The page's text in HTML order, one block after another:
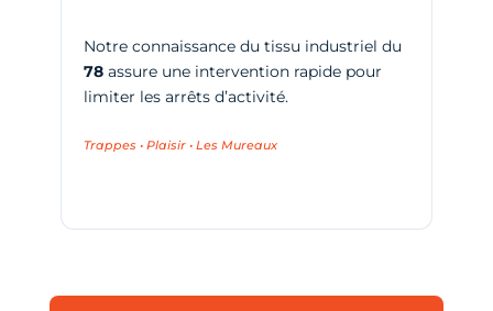
Notre connaissance du tissu industriel du
78assure une intervention rapide pour
limiter les arrêts d’activité.
Trappes • Plaisir • Les Mureaux